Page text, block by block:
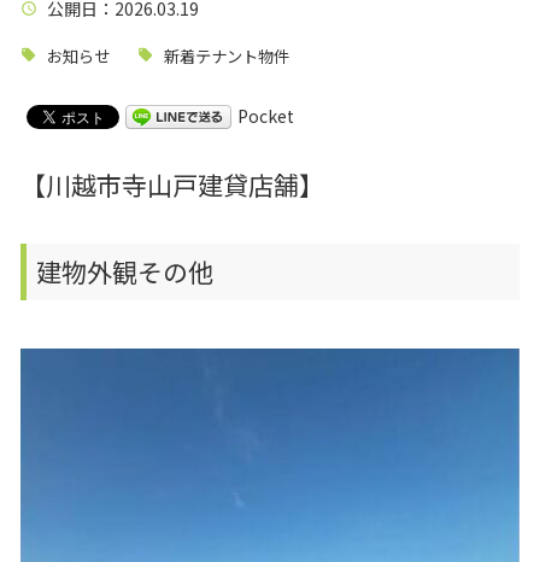
公開日 ：2026.03.19
お知らせ 新着テナント物件
Pocket
【川越市寺山戸建貸店舗】
建物外観その他